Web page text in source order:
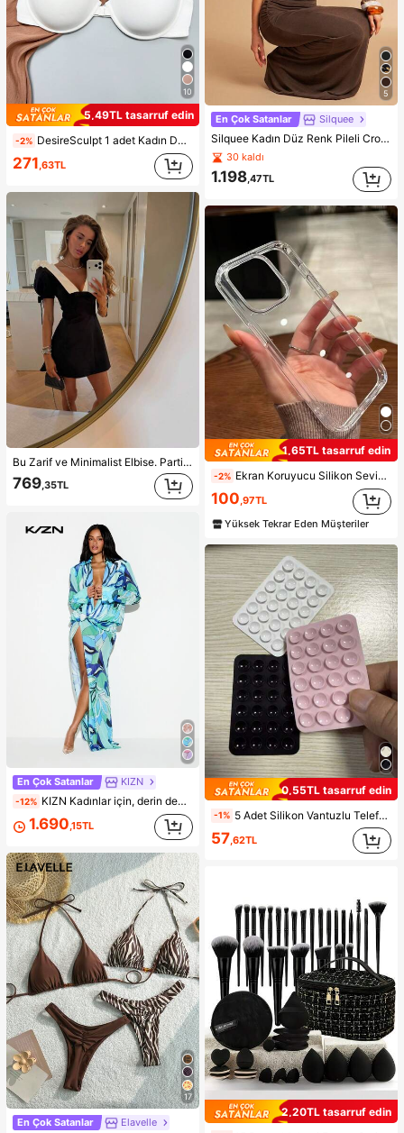
10
5,49TL tasarruf edin
-2% DesireSculpt 1 adet Kadın Düz Renk Rahat Dikişsiz Telsiz Bandeau Sütyen
271,63TL
Bu Zarif ve Minimalist Elbise. Parti Siyah Yaz
769,35TL
En Çok Satanlar KIZN
-12% KIZN Kadınlar için, derin dekolteli ve uzun kollu, soyut desenli, dökümlü maksi plaj elbisesi; plaj tatili için ideal.
1.690,15TL
17
En Çok Satanlar Elavelle
5
En Çok Satanlar Silquee
Silquee Kadın Düz Renk Pileli Crop Üst ve Balık Etek Moda 2 Parça Takım
30 kaldı
1.198,47TL
1,65TL tasarruf edin
-2% Ekran Koruyucu Silikon Sevimli Minimalist Darbeye Dayanıklı Düz Renk Şık Yüksek Kalite Apple Şeffaf Sade Tam Gövde Parlak Telefon Kılıfı 15/15 Pro Max/15 Pro/15 Plus/11/12/13/14/16 Pro Max/XS/XR/11 Pro/11 Pro Max/12 Pro/12 Pro Max/13 Pro/13 Pro Max/7 Plus/14 Pro/14 Pro Max/14 Plus/16 Pro/16 Plus/7 Plus/8 Plus/8/SE2 ile Uyumlu Su Geçirmez Düşmeye Karşı Dayanıklı Çizilmeye Karşı Dayanıklı Doğum Günü Hediyesi Yıldönümü Profesyonel
100,97TL
Yüksek Tekrar Eden Müşteriler
0,55TL tasarruf edin
-1% 5 Adet Silikon Vantuzlu Telefon Kılıf Tutucu, Vantuzlu Telefon Standı, Yapışkanlı Telefon Tutucu, Yapışkanlı Telefon Standı (Kullanmadan önce yüzeyi dikkatlice temizleyin, temiz ve düz olduğundan emin olun. Yapıştırdıktan sonra kullanmak için 30 dakika bekleyin), Olmazsa Olmaz
57 ,62TL
2,20TL tasarruf edin